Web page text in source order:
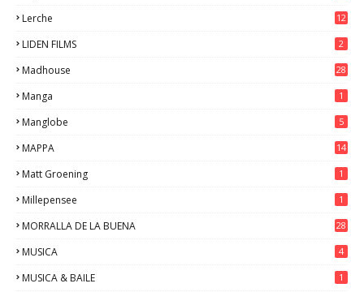
Lerche 12
LIDEN FILMS 2
Madhouse 28
Manga 1
Manglobe 5
MAPPA 14
Matt Groening 1
Millepensee 1
MORRALLA DE LA BUENA 28
MUSICA 4
MUSICA & BAILE 1